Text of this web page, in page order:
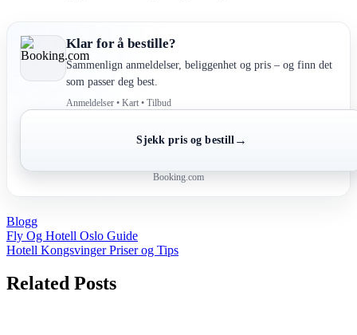
Klar for å bestille?
Sammenlign anmeldelser, beliggenhet og pris – og finn det
som passer deg best.
Anmeldelser • Kart • Tilbud
Sjekk pris og bestill →
Booking.com
Blogg
Post
navigation
Fly Og Hotell Oslo Guide
Hotell Kongsvinger Priser og Tips
Related Posts